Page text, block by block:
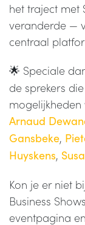
het traject met
veranderde —
centraal
🌟 Speciale
de sprekers
Arnaud
Gansbeke,
Huyskens,
Kon je er niet
Business
eventpagina